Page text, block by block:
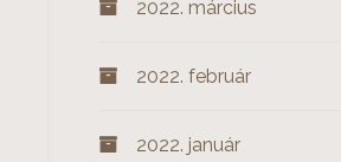
2022. március
2022. február
2022. január